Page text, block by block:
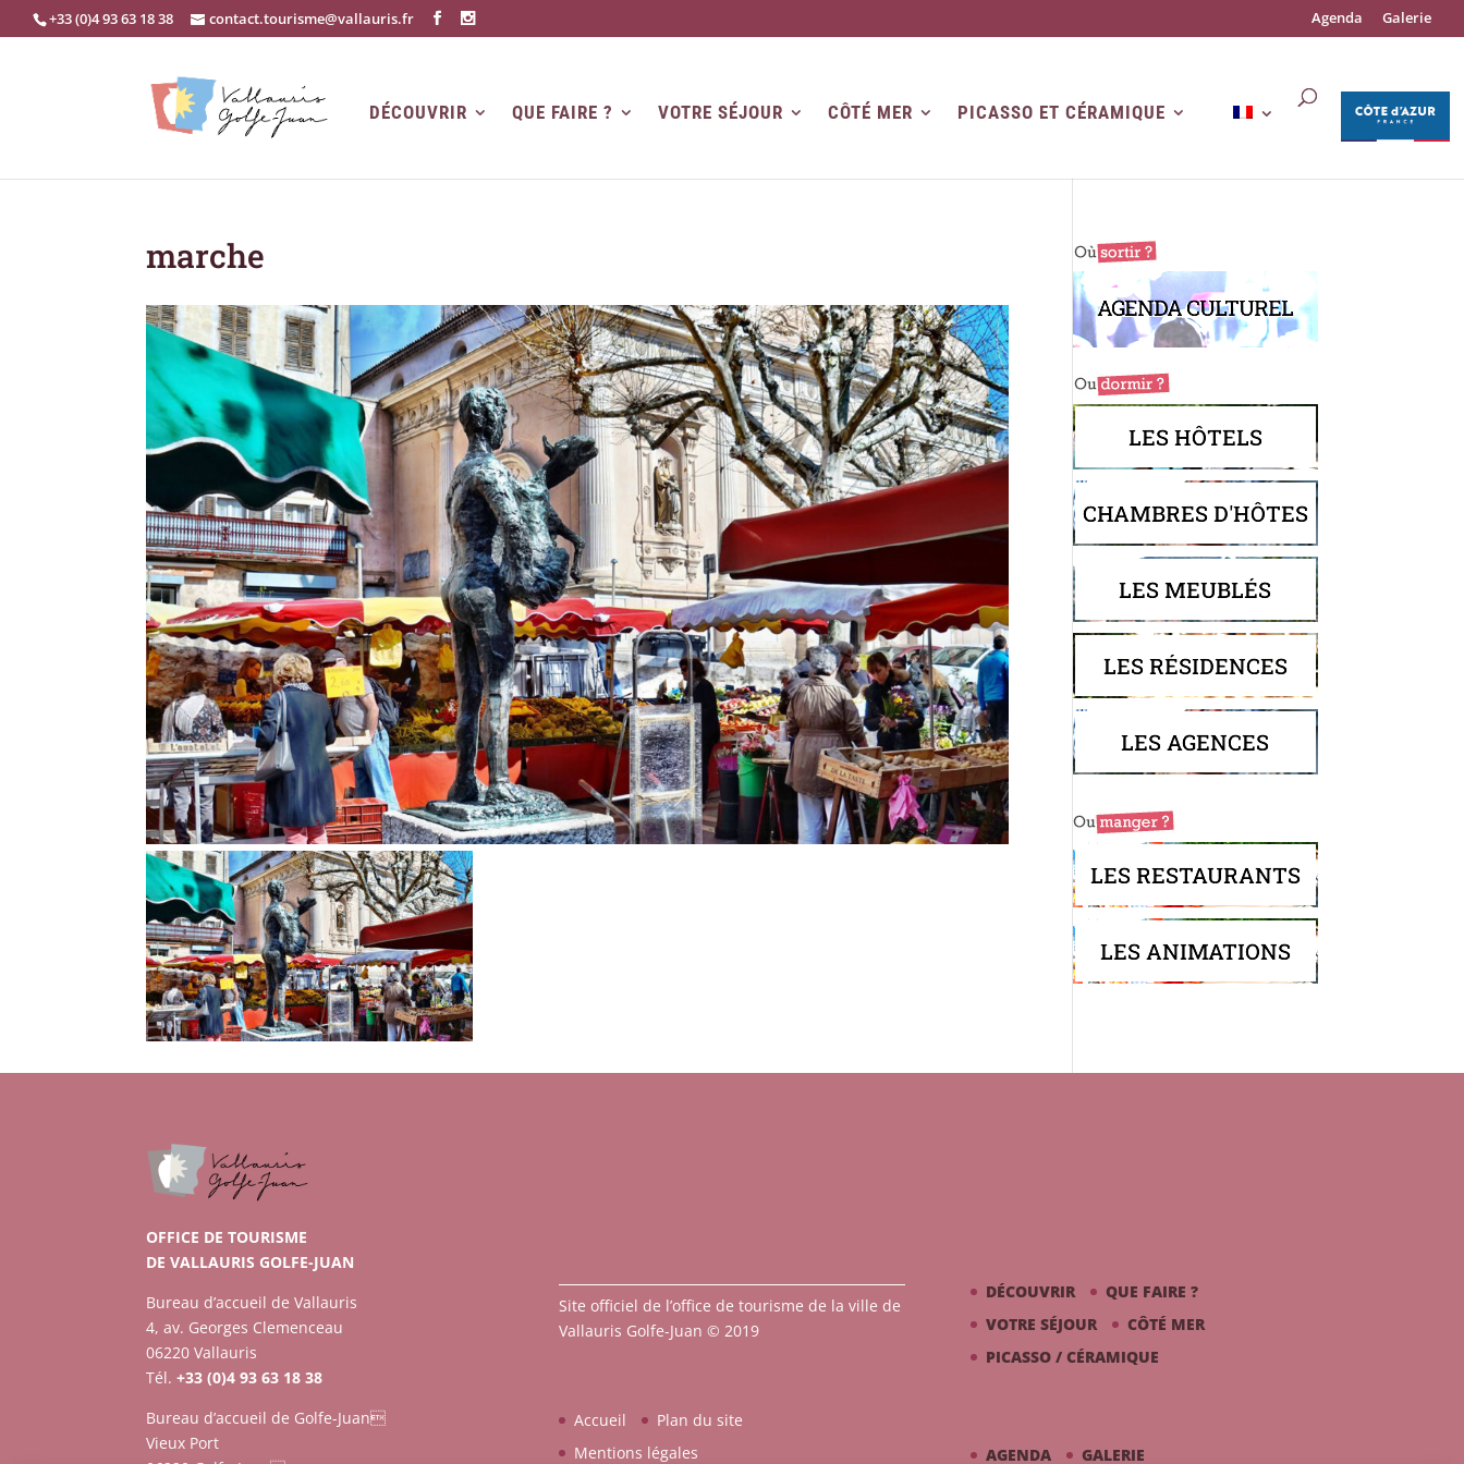
+33 (0)4 93 63 18 38 contact.tourisme@vallauris.fr Agenda Galerie
DÉCOUVRIR QUE FAIRE ? VOTRE SÉJOUR CÔTÉ MER PICASSO ET CÉRAMIQUE
marche
AGENDA CULTUREL
LES HÔTELS
CHAMBRES D'HÔTES
LES MEUBLÉS
LES RÉSIDENCES
LES AGENCES
LES RESTAURANTS
LES ANIMATIONS
OFFICE DE TOURISME
DE VALLAURIS GOLFE-JUAN
Bureau d’accueil de Vallauris
4, av. Georges Clemenceau
06220 Vallauris
Tél.+33 (0)4 93 63 18 38
Bureau d’accueil de Golfe-Juan
Vieux Port
Site officiel de l’office de tourisme de la ville de
Vallauris Golfe-Juan © 2019
Accueil
Plan du site
Mentions légales
DÉCOUVRIR
QUE FAIRE ?
VOTRE SÉJOUR
CÔTÉ MER
PICASSO / CÉRAMIQUE
AGENDA GALERIE